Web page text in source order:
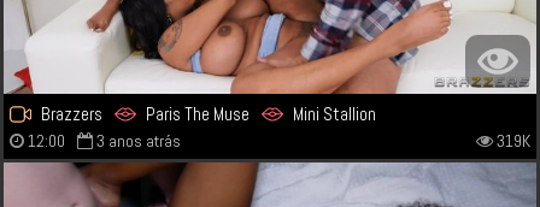
Brazzers Paris The Muse Mini Stallion
12:00 3 anos atrás 319K